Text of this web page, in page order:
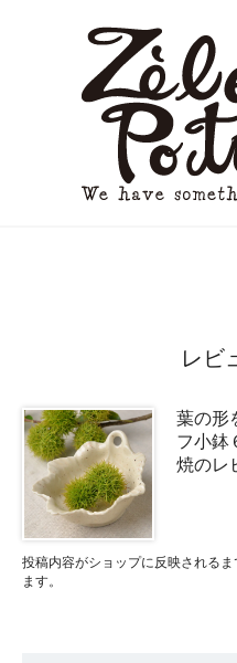
レビ
葉の
フ小
焼のレ
投稿内容がショップに反映される
ます。